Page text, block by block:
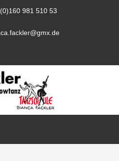
981 510 53